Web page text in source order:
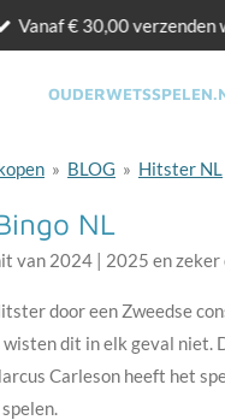
Vanaf € 30,00 verzenden
» BLOG » Hitster NL
NL
van 2024 | 2025 en zeker
door een Zweedse
dit in elk geval niet.
Carleson heeft het